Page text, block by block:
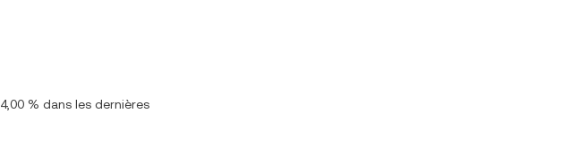
4,00 % dans les dernières